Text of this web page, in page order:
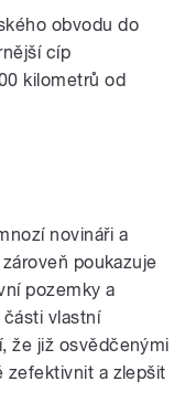
obvodu do
cíp
kilometrů od
novináři a
poukazuje
pozemky a
části vlastní
že již osvědčenými
zefektivnit a zlepšit